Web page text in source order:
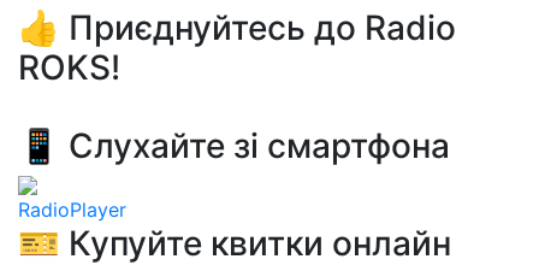
👍 Приєднуйтесь до Radio
ROKS!
📱 Слухайте зі смартфона
RadioPlayer
🎫 Купуйте квитки онлайн